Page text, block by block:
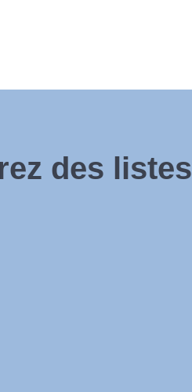
des listes